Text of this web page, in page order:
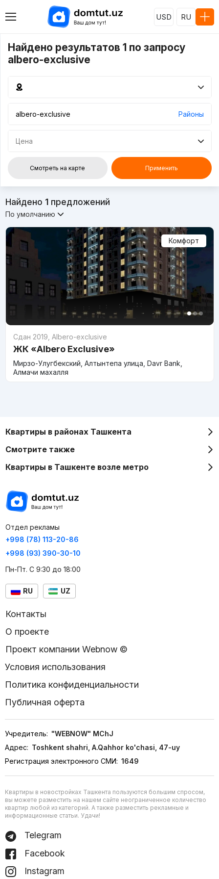
USD RU
Найдено результатов 1 по запросу
albero-exclusive
Районы
Цена
Смотреть на карте Применить
Найдено 1предложений
По умолчанию
Комфорт
Сдан 2019 Albero-exclusive
ЖК «Albero Exclusive»
Мирзо-Улугбекский, Алтынтепа улица, Davr Bank,
Алмачи махалля
Квартиры в районах Ташкента
Смотрите также
Квартиры в Ташкенте возле метро
Отдел рекламы
+998 (78) 113-20-86
+998 (93) 390-30-10
Пн-Пт. С 9:30 до 18:00
RU UZ
Контакты
О проекте
Проект компании Webnow ©
Условия использования
Политика конфиденциальности
Публичная оферта
Учредитель: "WEBNOW" MChJ
Адрес: Toshkent shahri, A.Qahhor ko'chasi, 47-uy
Регистрация электронного СМИ: 1649
Квартиры в новостройках Ташкента пользуются большим спросом,
вы можете разместить на нашем сайте неограниченное количество
квартир любой из категорий. А также разместить рекламные и
информационные статьи. Удачи!
Telegram
Facebook
Instagram